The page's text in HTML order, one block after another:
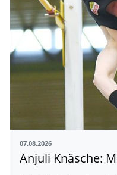
07.08.2026